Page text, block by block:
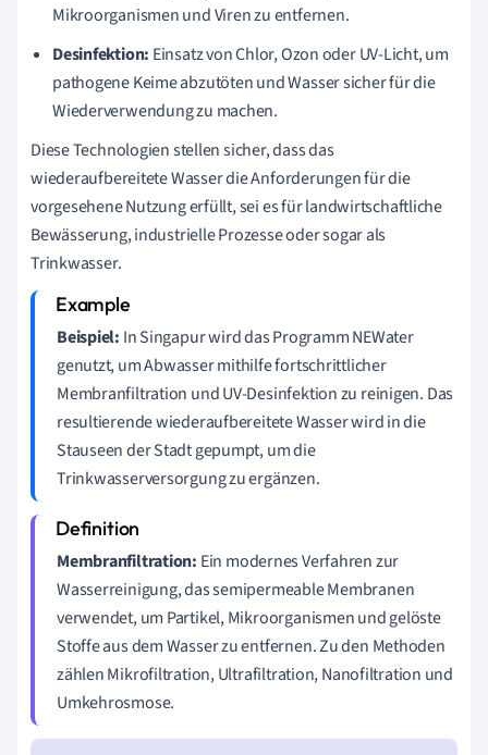
Mikroorganismen und Viren zu entfernen.
Desinfektion: Einsatz von Chlor, Ozon oder UV-Licht, um
pathogene Keime abzutöten und Wasser sicher für die
Wiederverwendung zu machen.
Diese Technologien stellen sicher, dass das
wiederaufbereitete Wasser die Anforderungen für die
vorgesehene Nutzung erfüllt, sei es für landwirtschaftliche
Bewässerung, industrielle Prozesse oder sogar als
Trinkwasser.
Beispiel: In Singapur wird das Programm NEWater
genutzt, um Abwasser mithilfe fortschrittlicher
Membranfiltration und UV-Desinfektion zu reinigen. Das
resultierende wiederaufbereitete Wasser wird in die
Stauseen der Stadt gepumpt, um die
Trinkwasserversorgung zu ergänzen.
Membranfiltration: Ein modernes Verfahren zur
Wasserreinigung, das semipermeable Membranen
verwendet, um Partikel, Mikroorganismen und gelöste
Stoffe aus dem Wasser zu entfernen. Zu den Methoden
zählen Mikrofiltration, Ultrafiltration, Nanofiltration und
Umkehrosmose.